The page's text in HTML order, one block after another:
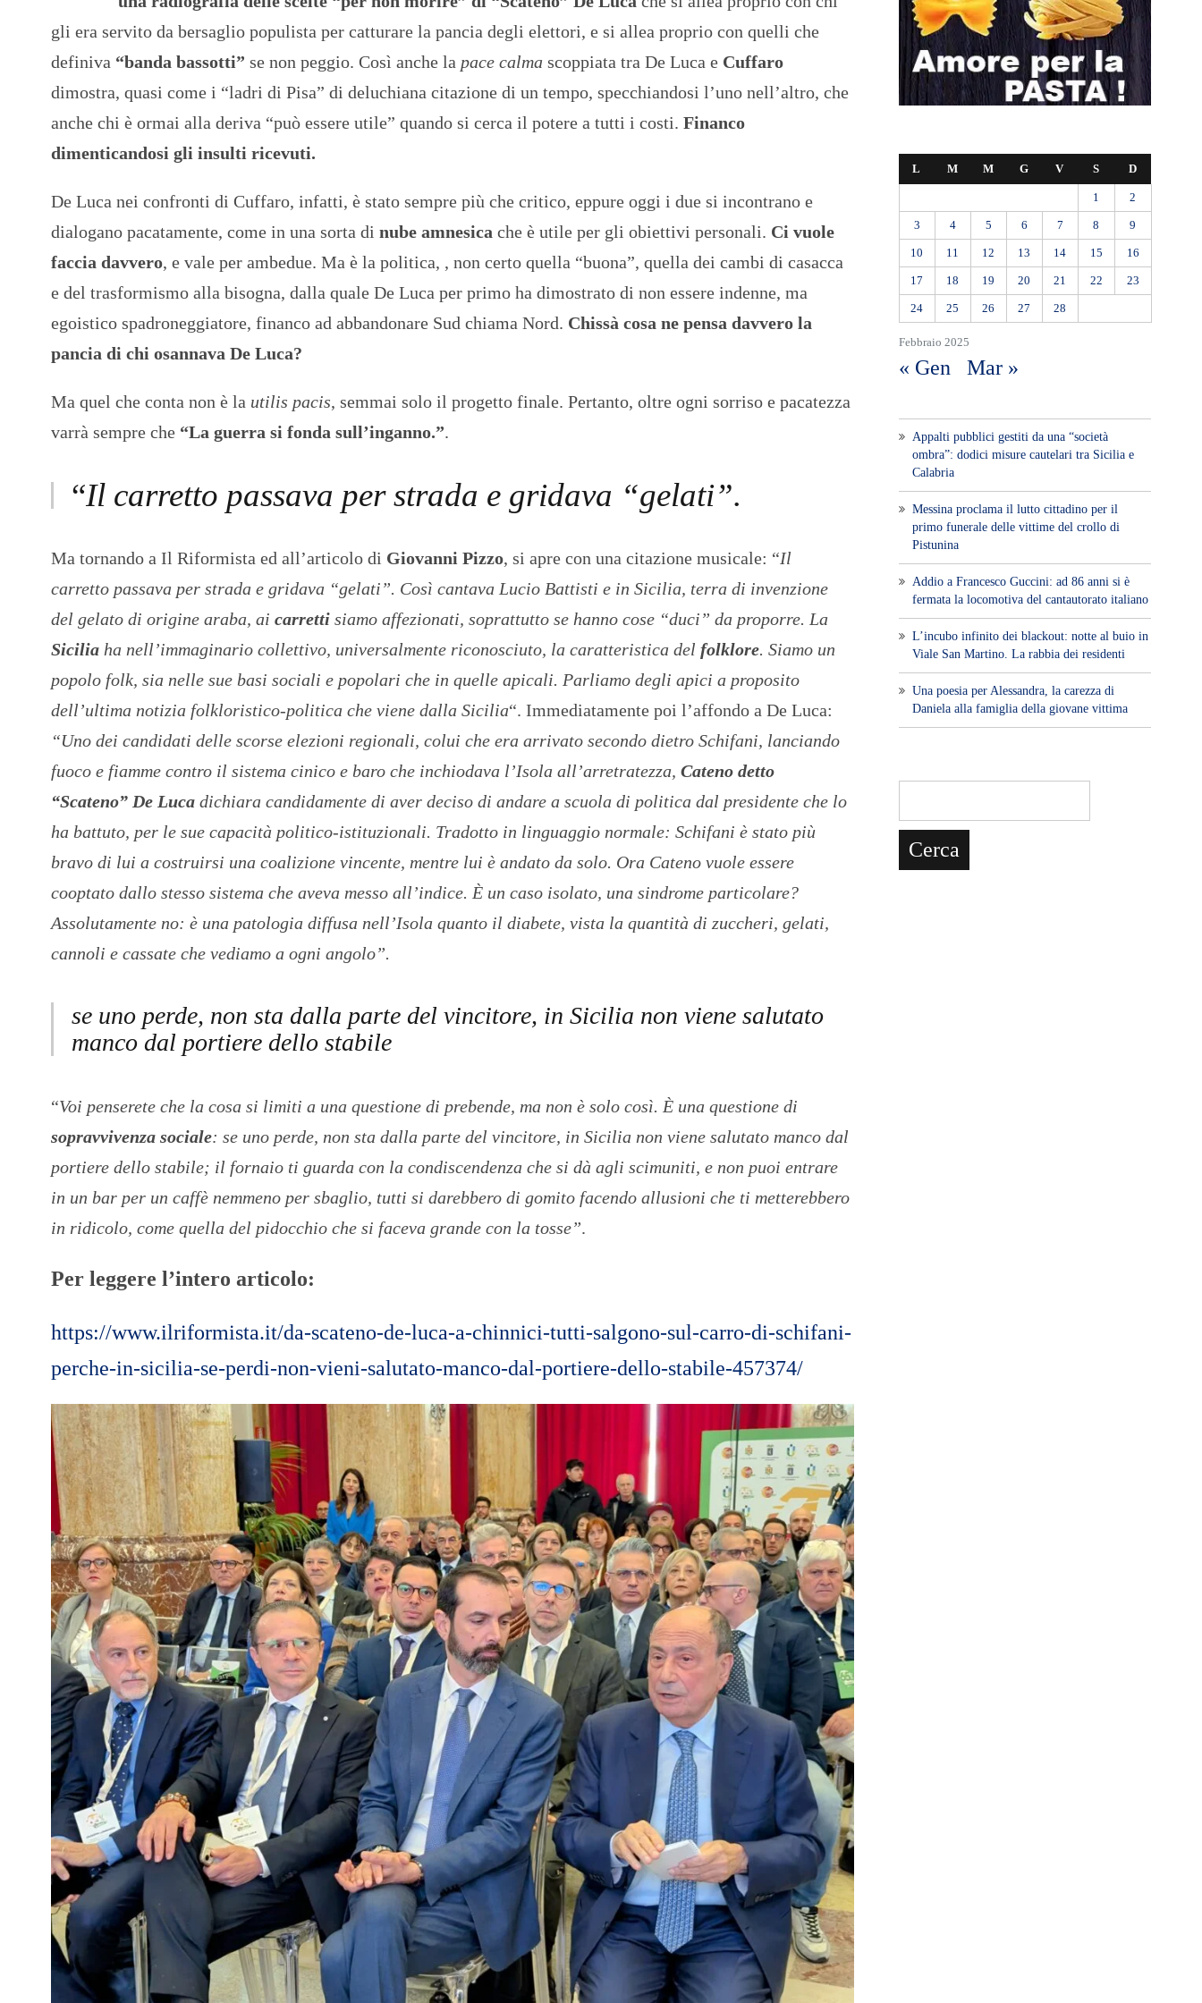
gli era servito da bersaglio populista per catturare la pancia degli elettori, e si allea proprio con quelli che
definiva “banda bassotti” se non peggio. Così anche la pace calma scoppiata tra De Luca e Cuffaro
dimostra, quasi come i “ladri di Pisa” di deluchiana citazione di un tempo, specchiandosi l’uno nell’altro, che
anche chi è ormai alla deriva “può essere utile” quando si cerca il potere a tutti i costi. Financo
dimenticandosi gli insulti ricevuti.
De Luca nei confronti di Cuffaro, infatti, è stato sempre più che critico, eppure oggi i due si incontrano e
dialogano pacatamente, come in una sorta di nube amnesica che è utile per gli obiettivi personali. Ci vuole
faccia davvero, e vale per ambedue. Ma è la politica, , non certo quella “buona”, quella dei cambi di casacca
e del trasformismo alla bisogna, dalla quale De Luca per primo ha dimostrato di non essere indenne, ma
egoistico spadroneggiatore, financo ad abbandonare Sud chiama Nord. Chissà cosa ne pensa davvero la
pancia di chi osannava De Luca?
Ma quel che conta non è la utilis pacis, semmai solo il progetto finale. Pertanto, oltre ogni sorriso e pacatezza
varrà sempre che “La guerra si fonda sull’inganno.”.
“Il carretto passava per strada e gridava “gelati”.
Ma tornando a Il Riformista ed all’articolo di Giovanni Pizzo, si apre con una citazione musicale: “Il
carretto passava per strada e gridava “gelati”. Così cantava Lucio Battisti e in Sicilia, terra di invenzione
del gelato di origine araba, ai carretti siamo affezionati, soprattutto se hanno cose “duci” da proporre. La
Sicilia ha nell’immaginario collettivo, universalmente riconosciuto, la caratteristica del folklore. Siamo un
popolo folk, sia nelle sue basi sociali e popolari che in quelle apicali. Parliamo degli apici a proposito
dell’ultima notizia folkloristico-politica che viene dalla Sicilia“. Immediatamente poi l’affondo a De Luca:
“Uno dei candidati delle scorse elezioni regionali, colui che era arrivato secondo dietro Schifani, lanciando
fuoco e fiamme contro il sistema cinico e baro che inchiodava l’Isola all’arretratezza, Cateno detto
“Scateno” De Luca dichiara candidamente di aver deciso di andare a scuola di politica dal presidente che lo
ha battuto, per le sue capacità politico-istituzionali. Tradotto in linguaggio normale: Schifani è stato più
bravo di lui a costruirsi una coalizione vincente, mentre lui è andato da solo. Ora Cateno vuole essere
cooptato dallo stesso sistema che aveva messo all’indice. È un caso isolato, una sindrome particolare?
Assolutamente no: è una patologia diffusa nell’Isola quanto il diabete, vista la quantità di zuccheri, gelati,
cannoli e cassate che vediamo a ogni angolo”.
se uno perde, non sta dalla parte del vincitore, in Sicilia non viene salutato
manco dal portiere dello stabile
“Voi penserete che la cosa si limiti a una questione di prebende, ma non è solo così. È una questione di
sopravvivenza sociale: se uno perde, non sta dalla parte del vincitore, in Sicilia non viene salutato manco dal
portiere dello stabile; il fornaio ti guarda con la condiscendenza che si dà agli scimuniti, e non puoi entrare
in un bar per un caffè nemmeno per sbaglio, tutti si darebbero di gomito facendo allusioni che ti metterebbero
in ridicolo, come quella del pidocchio che si faceva grande con la tosse”.
Per leggere l’intero articolo:
https://www.ilriformista.it/da-scateno-de-luca-a-chinnici-tutti-salgono-sul-carro-di-schifani-
perche-in-sicilia-se-perdi-non-vieni-salutato-manco-dal-portiere-dello-stabile-457374/
Febbraio 2025
L M M G V S D
1 2
3 4 5 6 7 8 9
10 11 12 13 14 15 16
17 18 19 20 21 22 23
24 25 26 27 28
« Gen Mar »
Appalti pubblici gestiti da una “società
ombra”: dodici misure cautelari tra Sicilia e
Calabria
Messina proclama il lutto cittadino per il
primo funerale delle vittime del crollo di
Pistunina
Addio a Francesco Guccini: ad 86 anni si è
fermata la locomotiva del cantautorato italiano
L’incubo infinito dei blackout: notte al buio in
Viale San Martino. La rabbia dei residenti
Una poesia per Alessandra, la carezza di
Daniela alla famiglia della giovane vittima